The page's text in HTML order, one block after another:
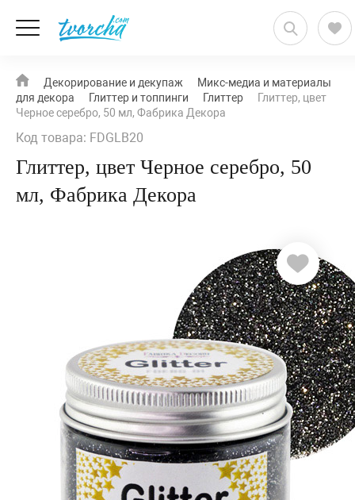
Декорирование и декупаж
Микс-медиа и материалы
для декора
Глиттер и топпинги Глиттер
Глиттер, цвет
Черное серебро, 50 мл, Фабрика Декора
Код товара: FDGLB20
Глиттер, цвет Черное серебро, 50
мл, Фабрика Декора